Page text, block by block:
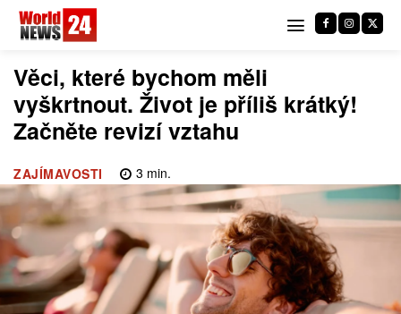
Věci, které bychom měli
vyškrtnout. Život je příliš krátký!
Začněte revizí vztahu
ZAJÍMAVOSTI 3 min.